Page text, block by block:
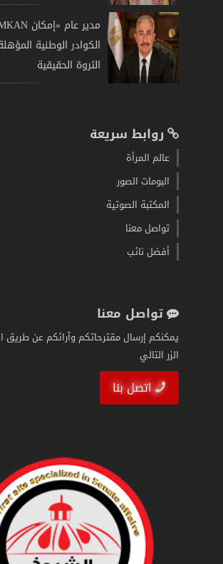
الكوادر الوطنية
الثروة الحقيقية
روابط سريعة
عالم المرأة
البومات الصور
المكتبة الصوتية
تواصل معنا
أفضل نائب
تواصل معنا
يمكنكم إرسال مقترحاتكم وآرائكم عن
الزر التالي
اتصل بنا